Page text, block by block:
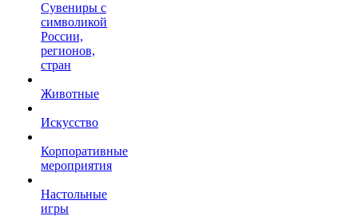
Сувениры с
символикой
России,
регионов,
стран
Животные
Искусство
Корпоративные
мероприятия
Настольные
игры